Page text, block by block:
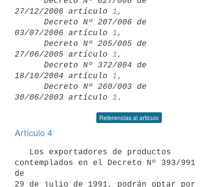
27/12/2006 artículo 1 ,
03/07/2006 artículo 1 ,
27/06/2005 artículo 1 ,
18/10/2004 artículo 1 ,
30/06/2003 artículo 1
Referencias al artículo
Artículo 4
contemplados en el Decreto Nº 393/991
de
29 de julio de 1991, podrán optar por